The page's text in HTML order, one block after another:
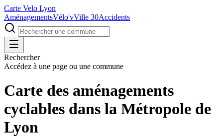
Carte Velo Lyon
AménagementsVélo'vVille 30Accidents
Rechercher
Accédez à une page ou une commune
Carte des aménagements
cyclables dans la Métropole de
Lyon